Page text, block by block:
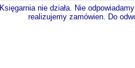
Księgarnia nie działa. Nie
realizujemy zamówien. Do